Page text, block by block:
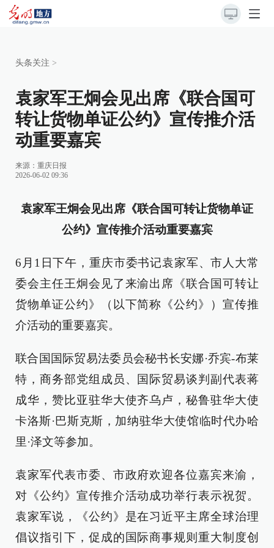
头条关注 >
袁家军王炯会见出席《联合国可
转让货物单证公约》宣传推介活
动重要嘉宾
来源： 重庆日报
2026-06-02 09:36
袁家军王炯会见出席《联合国可转让货物单证
公约》宣传推介活动重要嘉宾
6月1日下午，重庆市委书记袁家军、市人大常
委会主任王炯会见了来渝出席《联合国可转让
货物单证公约》（以下简称《公约》）宣传推
介活动的重要嘉宾。
联合国国际贸易法委员会秘书长安娜·乔宾-布莱
特，商务部党组成员、国际贸易谈判副代表蒋
成华，赞比亚驻华大使齐乌卢，秘鲁驻华大使
卡洛斯·巴斯克斯，加纳驻华大使馆临时代办哈
里·泽文等参加。
袁家军代表市委、市政府欢迎各位嘉宾来渝，
对《公约》宣传推介活动成功举行表示祝贺。
袁家军说，《公约》是在习近平主席全球治理
倡议指引下，促成的国际商事规则重大制度创